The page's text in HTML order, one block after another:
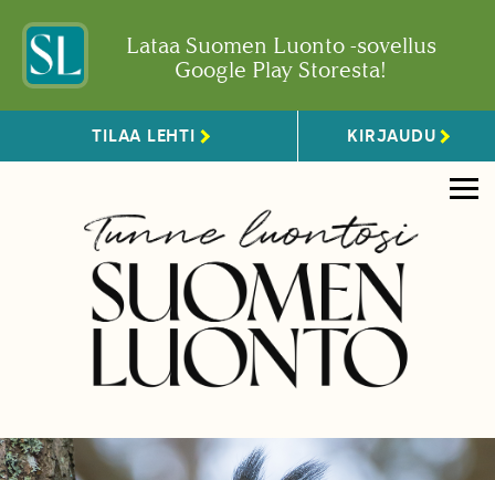
Lataa Suomen Luonto -sovellus
Google Play Storesta!
TILAA LEHTI KIRJAUDU